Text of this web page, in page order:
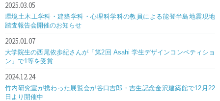
2025.03.05
環境土木工学科・建築学科・心理科学科の教員による能登半島地震現地
踏査報告会開催のお知らせ
2025.01.07
大学院生の西尾依歩紀さんが「第2回 Asahi 学生デザインコンペティショ
ン」で1等を受賞
2024.12.24
竹内研究室が携わった展覧会が谷口吉郎・吉生記念金沢建築館で12月22
日より開催中